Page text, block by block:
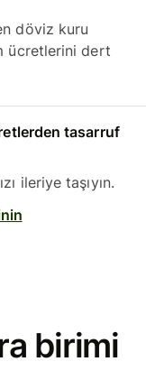
döviz kuru
ücretlerini dert
tasarruf
ileriye taşıyın.
birimi